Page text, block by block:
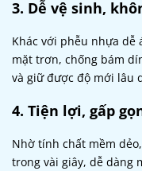
3. Dễ vệ sinh,
Khác với phễu nhựa dễ
mặt trơn, chống bám
và giữ được độ mới lâu
4. Tiện lợi, gấp
Nhờ tính chất mềm
trong vài giây, dễ dàng